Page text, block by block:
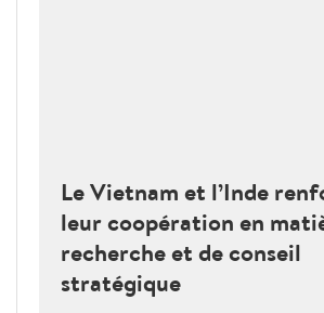
Le Vietnam et l’Inde
leur coopération en
recherche et de conseil
stratégique